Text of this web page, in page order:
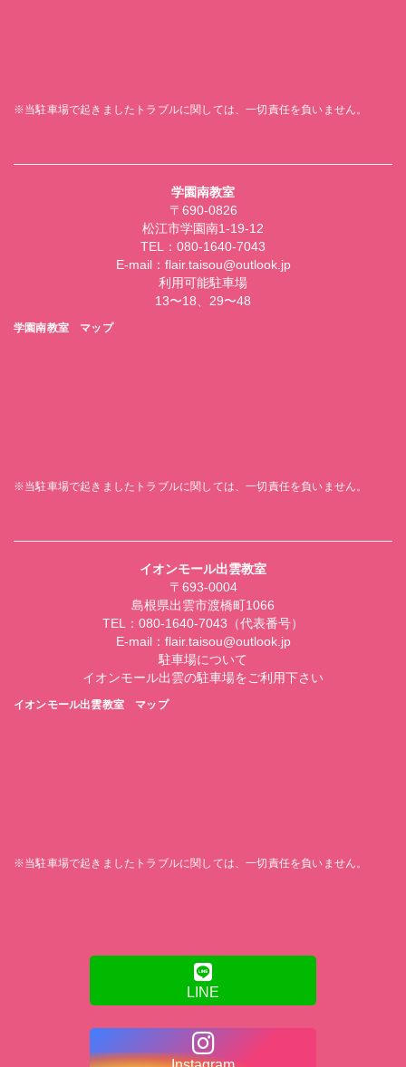
※当駐車場で起きましたトラブルに関しては、一切責任を負いません。
学園南教室
〒690-0826
松江市学園南1-19-12
TEL：080-1640-7043
E-mail：flair.taisou@outlook.jp
利用可能駐車場
13〜18、29〜48
学園南教室 マップ
※当駐車場で起きましたトラブルに関しては、一切責任を負いません。
イオンモール出雲教室
〒693-0004
島根県出雲市渡橋町1066
TEL：080-1640-7043（代表番号）
E-mail：flair.taisou@outlook.jp
駐車場について
イオンモール出雲の駐車場をご利用下さい
イオンモール出雲教室 マップ
※当駐車場で起きましたトラブルに関しては、一切責任を負いません。
LINE